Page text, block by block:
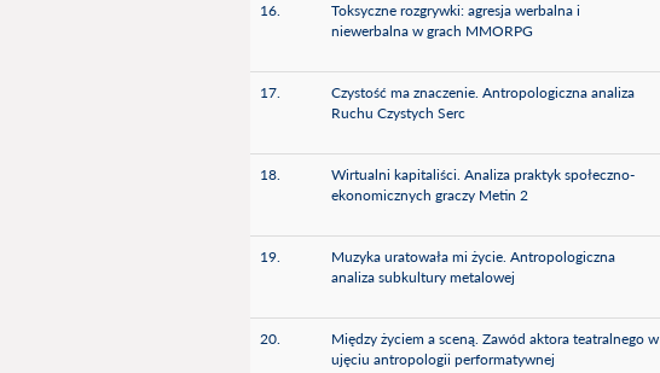
16.
Toksyczne rozgrywki: agresja werbalna i
niewerbalna w grach MMORPG
17.
Czystość ma znaczenie. Antropologiczna analiza
Ruchu Czystych Serc
18.
Wirtualni kapitaliści. Analiza praktyk społeczno-
ekonomicznych graczy Metin 2
19.
Muzyka uratowała mi życie. Antropologiczna
analiza subkultury metalowej
20.
Między życiem a sceną. Zawód aktora teatralnego w
ujęciu antropologii performatywnej